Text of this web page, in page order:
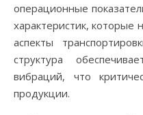
операционные
характеристик,
аспекты
структура
вибраций, что
продукции.